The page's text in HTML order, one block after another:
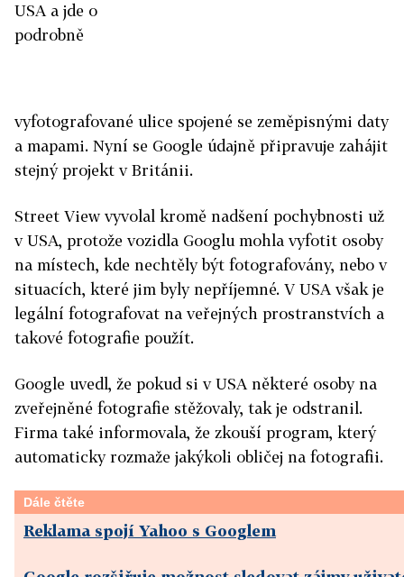
USA a jde o
podrobně
vyfotografované ulice spojené se zeměpisnými daty
a mapami. Nyní se Google údajně připravuje zahájit
stejný projekt v Británii.
Street View vyvolal kromě nadšení pochybnosti už
v USA, protože vozidla Googlu mohla vyfotit osoby
na místech, kde nechtěly být fotografovány, nebo v
situacích, které jim byly nepříjemné. V USA však je
legální fotografovat na veřejných prostranstvích a
takové fotografie použít.
Google uvedl, že pokud si v USA některé osoby na
zveřejněné fotografie stěžovaly, tak je odstranil.
Firma také informovala, že zkouší program, který
automaticky rozmaže jakýkoli obličej na fotografii.
Dále čtěte
Reklama spojí Yahoo s Googlem